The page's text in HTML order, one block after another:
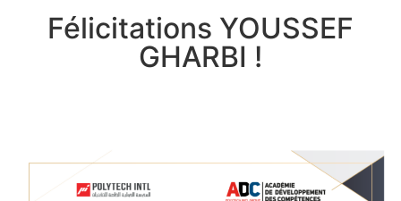
Félicitations YOUSSEF
GHARBI !